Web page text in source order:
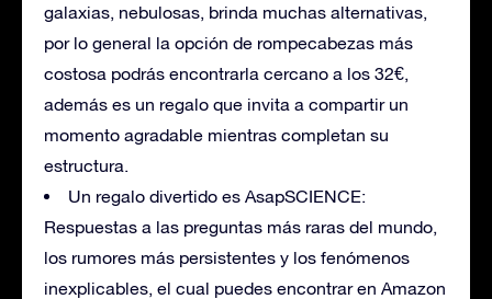
galaxias, nebulosas, brinda muchas alternativas,
por lo general la opción de rompecabezas más
costosa podrás encontrarla cercano a los 32€,
además es un regalo que invita a compartir un
momento agradable mientras completan su
estructura.
Un regalo divertido es AsapSCIENCE:
Respuestas a las preguntas más raras del mundo,
los rumores más persistentes y los fenómenos
inexplicables, el cual puedes encontrar en Amazon